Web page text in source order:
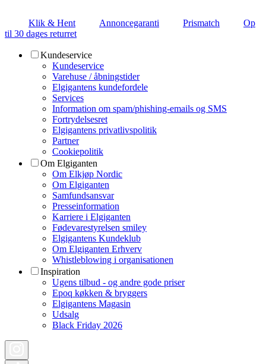
Klik & Hent Annoncegaranti Prismatch
Op
til 30 dages returret
Kundeservice
Kundeservice
Varehuse / åbningstider
Elgigantens kundefordele
Services
Information om spam/phishing-emails og SMS
Fortrydelsesret
Elgigantens privatlivspolitik
Partner
Cookiepolitik
Om Elgiganten
Om Elkjøp Nordic
Om Elgiganten
Samfundsansvar
Presseinformation
Karriere i Elgiganten
Fødevarestyrelsen smiley
Elgigantens Kundeklub
Om Elgiganten Erhverv
Whistleblowing i organisationen
Inspiration
Ugens tilbud - og andre gode priser
Epoq køkken & bryggers
Elgigantens Magasin
Udsalg
Black Friday 2026